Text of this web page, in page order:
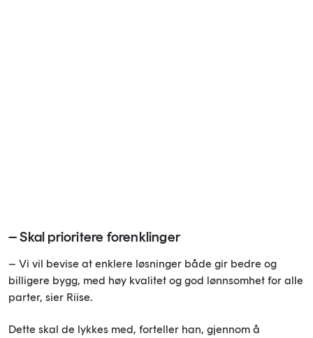
– Skal prioritere forenklinger
– Vi vil bevise at enklere løsninger både gir bedre og
billigere bygg, med høy kvalitet og god lønnsomhet for alle
parter, sier Riise.
Dette skal de lykkes med, forteller han, gjennom å